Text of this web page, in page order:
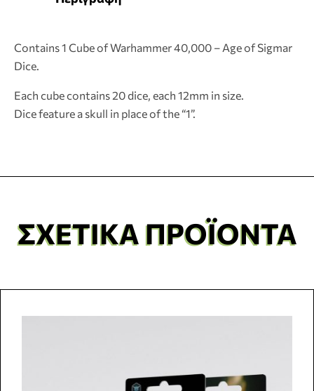
Contains 1 Cube of Warhammer 40,000 – Age of Sigmar
Dice.
Each cube contains 20 dice, each 12mm in size.
Dice feature a skull in place of the “1”.
ΣΧΕΤΙΚΆ ΠΡΟΪΌΝΤΑ